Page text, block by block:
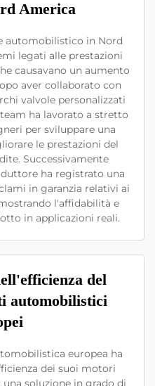
America
automobilistico in Nord
legati alle prestazioni
causavano un aumento
aver collaborato con
valvole personalizzati
ha lavorato a stretto
per sviluppare una
le prestazioni del
Successivamente
ha registrato una
in garanzia relativi ai
l'affidabilità e
in applicazioni reali.
del
automobilistici
europea ha
dei suoi motori
soluzione in grado di